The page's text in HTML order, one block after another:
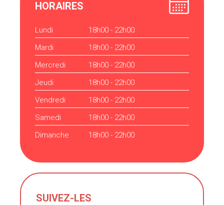
HORAIRES
Lundi
18h00 - 22h00
Mardi
18h00 - 22h00
Mercredi
18h00 - 22h00
Jeudi
18h00 - 22h00
Vendredi
18h00 - 22h00
Samedi
18h00 - 22h00
Dimanche
18h00 - 22h00
SUIVEZ-LES